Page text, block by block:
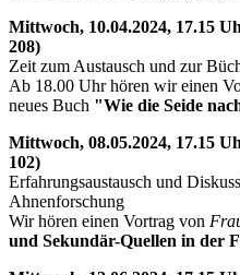
Mittwoch, 10.04.2024, 17.15
208)
Zeit zum Austausch und zur
Ab 18.00 Uhr hören wir einen
neues Buch "Wie die Seide
Mittwoch, 08.05.2024, 17.15
102)
Erfahrungsaustausch und
Ahnenforschung
Wir hören einen Vortrag von
und Sekundär-Quellen in der